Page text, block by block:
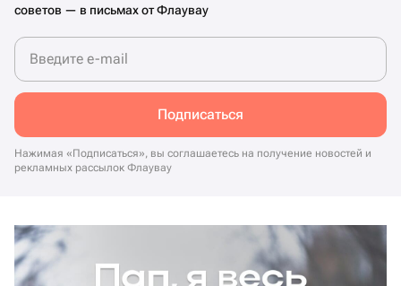
советов — в письмах от Флаувау
Введите e-mail
Подписаться
Нажимая «Подписаться», вы соглашаетесь на получение новостей и
рекламных рассылок Флаувау